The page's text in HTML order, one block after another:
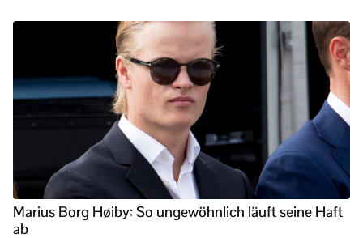
Marius Borg Høiby: So ungewöhnlich läuft seine Haft
ab